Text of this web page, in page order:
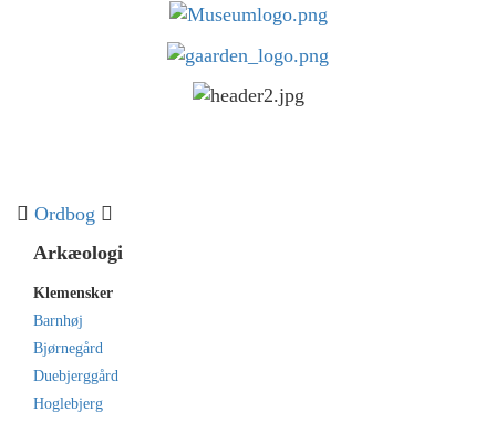
Ordbog
Arkæologi
Klemensker
Barnhøj
Bjørnegård
Duebjerggård
Hoglebjerg